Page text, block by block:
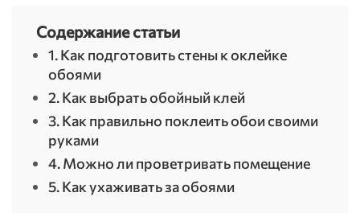
Содержание статьи
1. Как подготовить стены к оклейке
обоями
2. Как выбрать обойный клей
3. Как правильно поклеить обои своими
руками
4. Можно ли проветривать помещение
5. Как ухаживать за обоями